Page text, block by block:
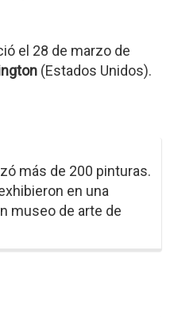
el 28 de marzo de
(Estados Unidos).
más de 200 pinturas.
en una
museo de arte de